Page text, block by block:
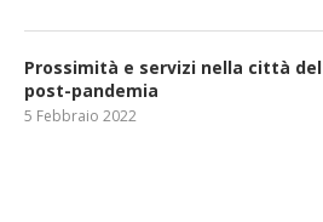
Prossimità e servizi nella città del
post-pandemia
5 Febbraio 2022